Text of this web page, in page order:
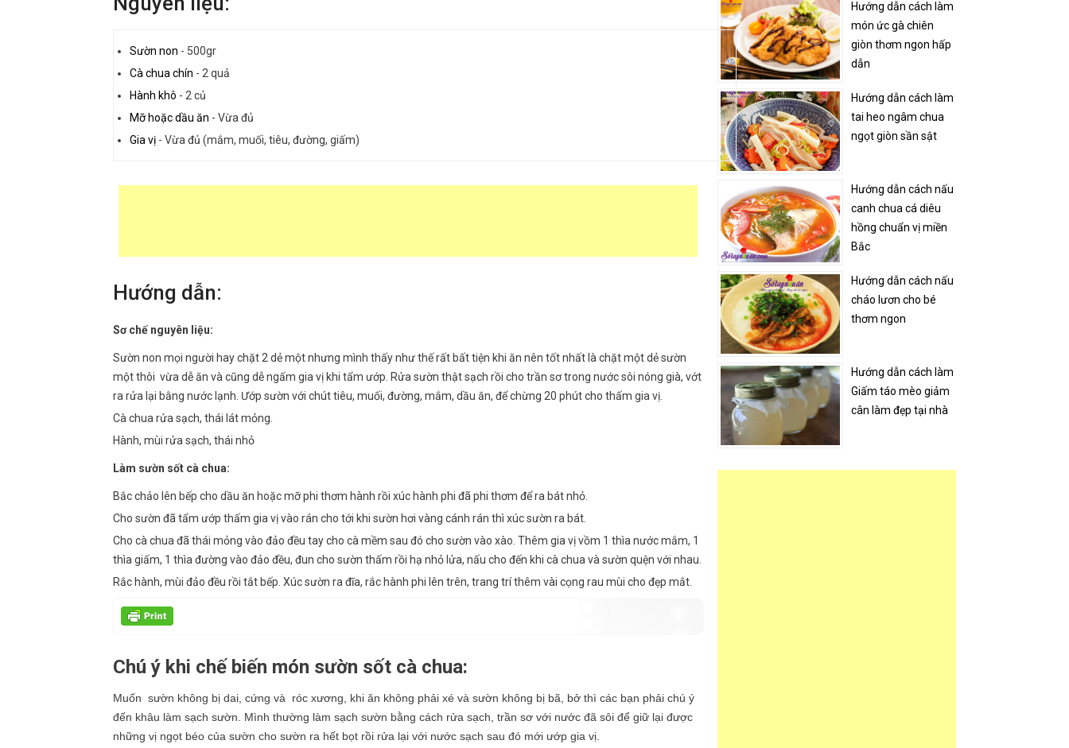
Sườn non - 500gr
Cà chua chín - 2 quả
Hành khô - 2 củ
Mỡ hoặc dầu ăn - Vừa đủ
Gia vị - Vừa đủ (mắm, muối, tiêu, đường, giấm)
Hướng dẫn:
Sơ chế nguyên liệu:
Sườn non mọi người hay chặt 2 dẻ một nhưng mình thấy như thế rất bất tiện khi ăn nên tốt nhất là chặt một dẻ sườn
một thôi vừa dễ ăn và cũng dễ ngấm gia vị khi tẩm ướp. Rửa sườn thật sạch rồi cho trần sơ trong nước sôi nóng già, vớt
ra rửa lại bằng nước lạnh. Ướp sườn với chút tiêu, muối, đường, mắm, dầu ăn, để chừng 20 phút cho thấm gia vị.
Cà chua rửa sạch, thái lát mỏng.
Hành, mùi rửa sạch, thái nhỏ
Làm sườn sốt cà chua:
Bắc chảo lên bếp cho dầu ăn hoặc mỡ phi thơm hành rồi xúc hành phi đã phi thơm để ra bát nhỏ.
Cho sườn đã tẩm ướp thấm gia vị vào rán cho tới khi sườn hơi vàng cánh rán thì xúc sườn ra bát.
Cho cà chua đã thái mỏng vào đảo đều tay cho cà mềm sau đó cho sườn vào xào. Thêm gia vị vồm 1 thìa nước mắm, 1
thìa giấm, 1 thìa đường vào đảo đều, đun cho sườn thấm rồi hạ nhỏ lửa, nấu cho đến khi cà chua và sườn quện với nhau.
Rắc hành, mùi đảo đều rồi tắt bếp. Xúc sườn ra đĩa, rắc hành phi lên trên, trang trí thêm vài cọng rau mùi cho đẹp mắt.
Chú ý khi chế biến món sườn sốt cà chua:
Muốn sườn không bị dai, cứng và róc xương, khi ăn không phải xé và sườn không bị bã, bở thì các bạn phải chú ý
đến khâu làm sạch sườn. Mình thường làm sạch sườn bằng cách rửa sạch, trần sơ với nước đã sôi để giữ lại được
những vị ngọt béo của sườn cho sườn ra hết bọt rồi rửa lại với nước sạch sau đó mới ướp gia vị.
Hướng dẫn cách làm
món ức gà chiên
giòn thơm ngon hấp
dẫn
Hướng dẫn cách làm
tai heo ngâm chua
ngọt giòn sần sật
Hướng dẫn cách nấu
canh chua cá diêu
hồng chuẩn vị miền
Bắc
Hướng dẫn cách nấu
cháo lươn cho bé
thơm ngon
Hướng dẫn cách làm
Giấm táo mèo giảm
cân làm đẹp tại nhà